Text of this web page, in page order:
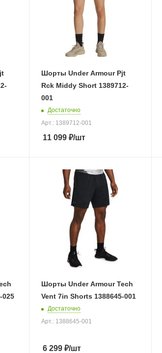
Шорты Under Armour Pjt
Rck Middy Short 1389712-
001
Достаточно
Арт.: 1389712-001
11 099 ₽/шт
025
Шорты Under Armour Tech
Vent 7in Shorts 1388645-001
Достаточно
Арт.: 1388645-001
6 299 ₽/шт